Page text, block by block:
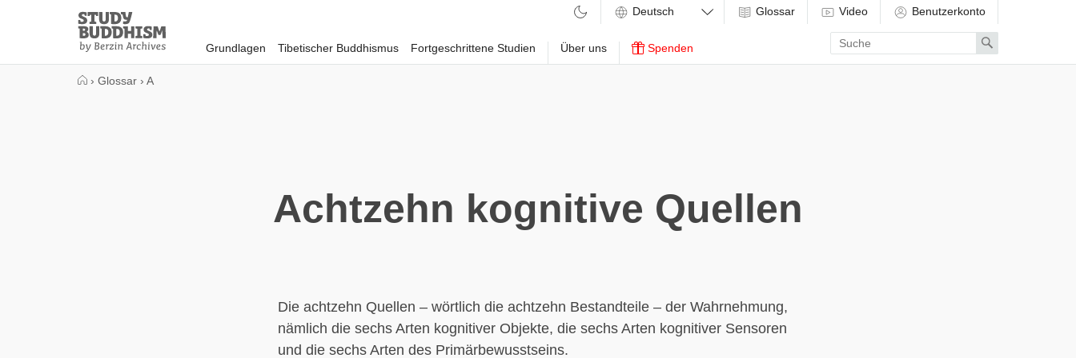
Study
Buddhism
Home
Grundlagen Tibetischer Buddhismus Fortgeschrittene Studien Über uns Spenden
Glossar Video Benutzerkonto
Enter
search
term
Search
› Glossar › A
Achtzehn kognitive Quellen
Die achtzehn Quellen – wörtlich die achtzehn Bestandteile – der Wahrnehmung,
nämlich die sechs Arten kognitiver Objekte, die sechs Arten kognitiver Sensoren
und die sechs Arten des Primärbewusstseins.